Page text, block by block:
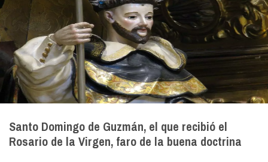
Santo Domingo de Guzmán, el que recibió el
Rosario de la Virgen, faro de la buena doctrina